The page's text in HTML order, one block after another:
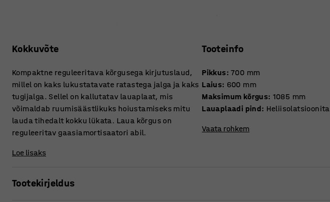
Kokkuvõte
Kompaktne reguleeritava kõrgusega kirjutuslaud,
millel on kaks lukustatavate ratastega jalga ja kaks
tugijalga. Sellel on kallutatav lauaplaat, mis
võimaldab ruumisäästlikuks hoiustamiseks mitu
lauda tihedalt kokku lükata. Laua kõrgus on
reguleeritav gaasiamortisaatori abil.
Loe lisaks
Tooteinfo
Pikkus: 700 mm
Laius: 600 mm
Maksimum kõrgus: 1085 mm
Lauaplaadi pind: Heliisolatsioonita
Vaata rohkem
Tootekirjeldus